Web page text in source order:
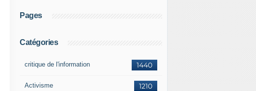
Pages
Catégories
1440
critique de l'information
1210
Activisme